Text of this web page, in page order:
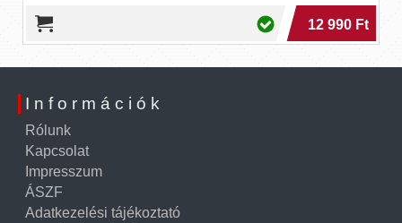
12 990 Ft
Információk
Rólunk
Kapcsolat
Impresszum
ÁSZF
Adatkezelési tájékoztató